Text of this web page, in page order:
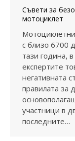
Съвети за
мотоциклет
с близо 6700
тази година,
експертите
негативната
правилата за
участници в
последните…